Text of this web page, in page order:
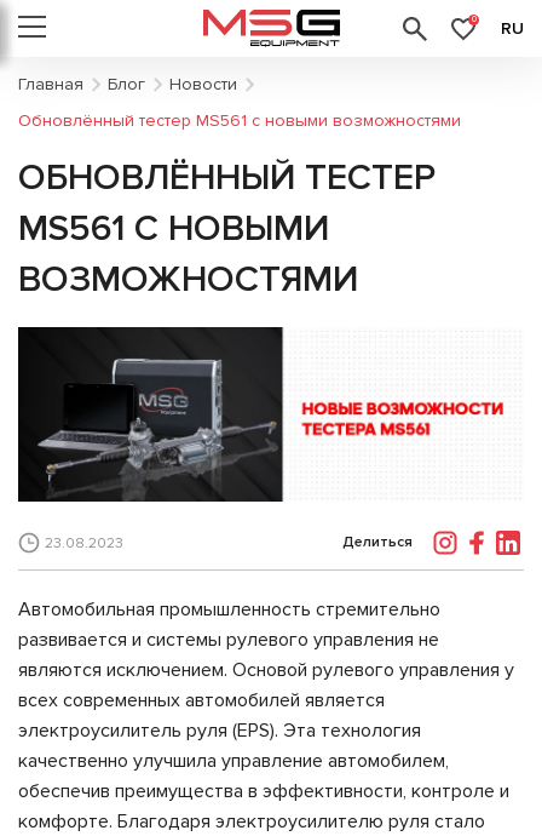
0 RU
Главная Блог
Новости
Обновлённый тестер MS561 с новыми возможностями
ОБНОВЛЁННЫЙ ТЕСТЕР
MS561 С НОВЫМИ
ВОЗМОЖНОСТЯМИ
23.08.2023 Делиться
Автомобильная промышленность стремительно
развивается и системы рулевого управления не
являются исключением. Основой рулевого управления у
всех современных автомобилей является
электроусилитель руля (EPS). Эта технология
качественно улучшила управление автомобилем,
обеспечив преимущества в эффективности, контроле и
комфорте. Благодаря электроусилителю руля стало